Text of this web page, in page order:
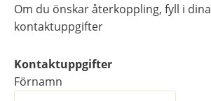
Om du önskar återkoppling, fyll i dina
kontaktuppgifter
Kontaktuppgifter
Kontaktuppgifter
Förnamn